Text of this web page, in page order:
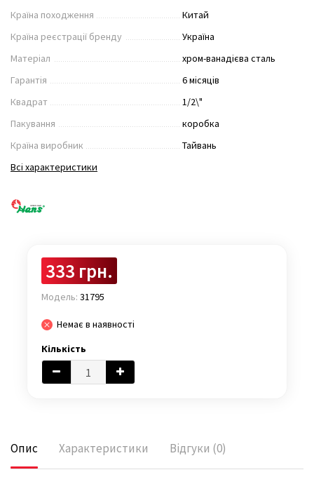
Країна походження
Китай
Країна реєстрації бренду
Україна
Матеріал
хром-ванадієва сталь
Гарантія
6 місяців
Квадрат
1/2\"
Пакування
коробка
Країна виробник
Тайвань
Всі характеристики
333 грн.
Модель: 31795
Немає в наявності
Кількість
Опис Характеристики Відгуки (0)